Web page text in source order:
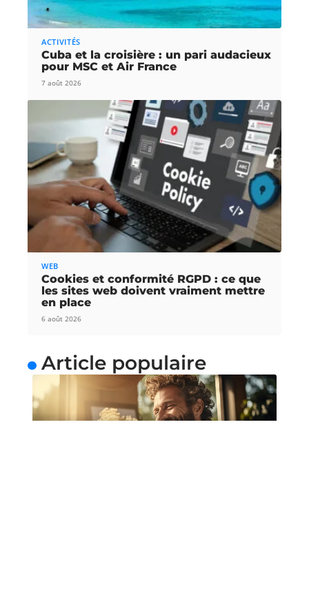
ACTIVITÉS
Cuba et la croisière : un pari audacieux
pour MSC et Air France
7 août 2026
WEB
Cookies et conformité RGPD : ce que
les sites web doivent vraiment mettre
en place
6 août 2026
Article populaire